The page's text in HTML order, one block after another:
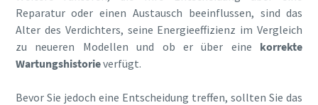
Reparatur oder einen Austausch beeinflussen, sind das
Alter des Verdichters, seine Energieeffizienz im Vergleich
zu neueren Modellen und ob er über eine korrekte
Wartungshistorieverfügt.
Bevor Sie jedoch eine Entscheidung treffen, sollten Sie das